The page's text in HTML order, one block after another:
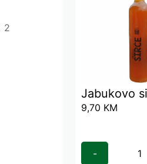
2
Jabukovo
9,70 KM
-